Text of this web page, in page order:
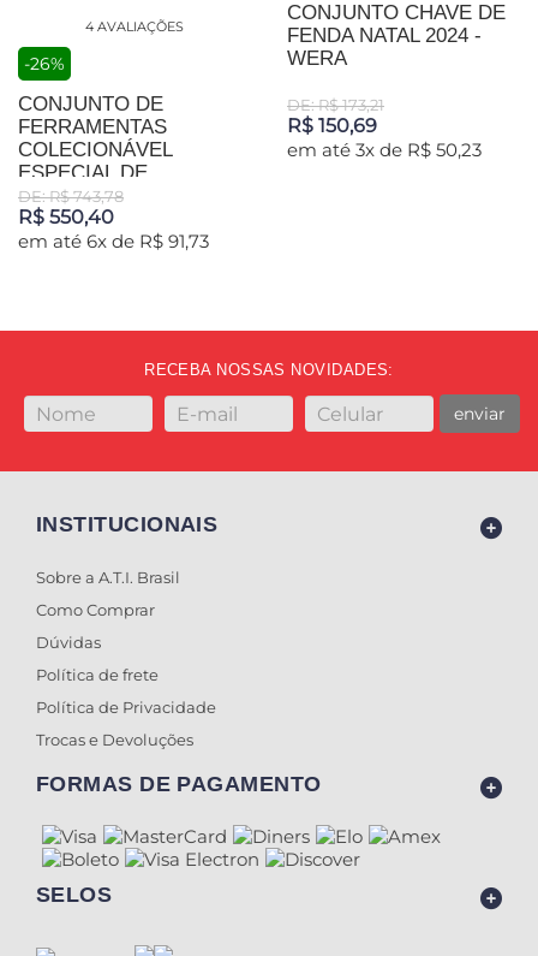
4 AVALIAÇÕES
-26%
CONJUNTO DE
FERRAMENTAS
COLECIONÁVEL
ESPECIAL DE...
DE: R$ 743,78
R$ 550,40
em até 6x de R$ 91,73
CONJUNTO CHAVE DE
FENDA NATAL 2024 -
WERA
DE: R$ 173,21
R$ 150,69
em até 3x de R$ 50,23
RECEBA NOSSAS NOVIDADES:
enviar
INSTITUCIONAIS
Sobre a A.T.I. Brasil
Como Comprar
Dúvidas
Política de frete
Política de Privacidade
Trocas e Devoluções
FORMAS DE PAGAMENTO
SELOS